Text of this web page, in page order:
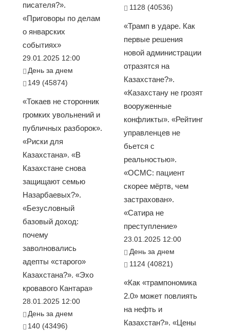
писателя?».
«Приговоры по делам
о январских
событиях»
29.01.2025 12:00
День за днем
149 (45874)
«Токаев не сторонник
громких увольнений и
публичных разборок».
«Риски для
Казахстана». «В
Казахстане снова
защищают семью
Назарбаевых?».
«Безусловный
базовый доход:
почему
заволновались
адепты «старого»
Казахстана?». «Эхо
кровавого Кантара»
28.01.2025 12:00
День за днем
140 (43496)
1128 (40536)
«Трамп в ударе. Как
первые решения
новой администрации
отразятся на
Казахстане?».
«Казахстану не грозят
вооруженные
конфликты». «Рейтинг
управленцев не
бьется с
реальностью».
«ОСМС: пациент
скорее мёртв, чем
застрахован».
«Сатира не
преступление»
23.01.2025 12:00
День за днем
1124 (40821)
«Как «трампономика
2.0» может повлиять
на нефть и
Казахстан?». «Цены